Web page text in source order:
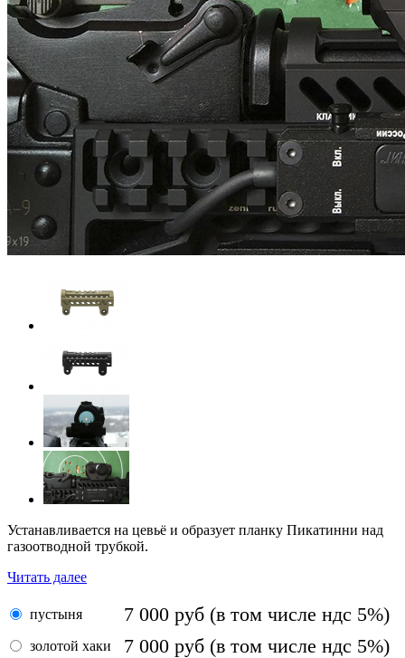
Устанавливается на цевьё и образует планку Пикатинни над
газоотводной трубкой.
Читать далее
пустыня 7 000 руб (в том числе ндс 5%)
золотой хаки 7 000 руб (в том числе ндс 5%)